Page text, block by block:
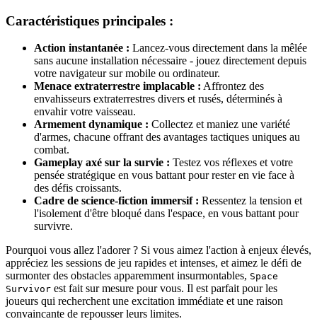
Caractéristiques principales :
Action instantanée : Lancez-vous directement dans la mêlée
sans aucune installation nécessaire - jouez directement depuis
votre navigateur sur mobile ou ordinateur.
Menace extraterrestre implacable : Affrontez des
envahisseurs extraterrestres divers et rusés, déterminés à
envahir votre vaisseau.
Armement dynamique : Collectez et maniez une variété
d'armes, chacune offrant des avantages tactiques uniques au
combat.
Gameplay axé sur la survie : Testez vos réflexes et votre
pensée stratégique en vous battant pour rester en vie face à
des défis croissants.
Cadre de science-fiction immersif : Ressentez la tension et
l'isolement d'être bloqué dans l'espace, en vous battant pour
survivre.
Pourquoi vous allez l'adorer ? Si vous aimez l'action à enjeux élevés,
appréciez les sessions de jeu rapides et intenses, et aimez le défi de
surmonter des obstacles apparemment insurmontables, Space
Survivor est fait sur mesure pour vous. Il est parfait pour les
joueurs qui recherchent une excitation immédiate et une raison
convaincante de repousser leurs limites.